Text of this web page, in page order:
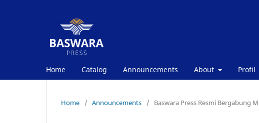
Home Catalog Announcements About Profil
Home / Announcements / Baswara Press Resmi Bergabung